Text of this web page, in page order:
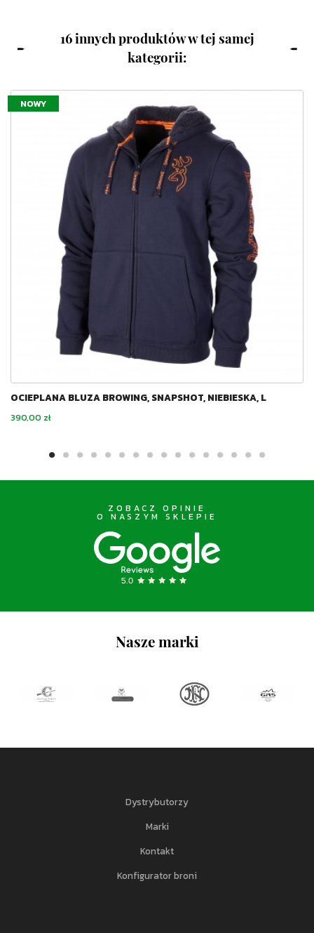
16 innych produktów w tej samej
kategorii:
OCIEPLANA BLUZA BROWING, SNAPSHOT, NIEBIESKA, L
Cena
390,00 zł
NOWY
ZOBACZ OPINIE
O NASZYM SKLEPIE
Nasze marki
Dystrybutorzy
Marki
Kontakt
Konfigurator broni